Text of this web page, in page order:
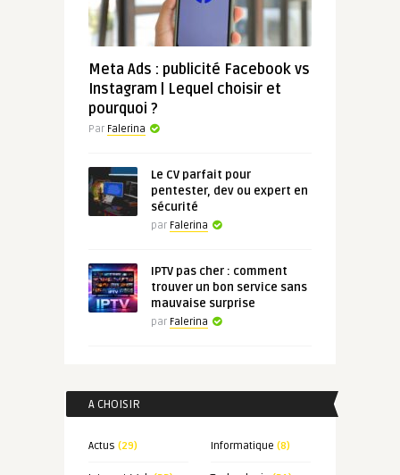
Meta Ads : publicité Facebook vs
Instagram | Lequel choisir et
pourquoi ?
Par Falerina
Le CV parfait pour
pentester, dev ou expert en
sécurité
par Falerina
IPTV pas cher : comment
trouver un bon service sans
mauvaise surprise
par Falerina
A CHOISIR
Actus (29) Informatique (8)